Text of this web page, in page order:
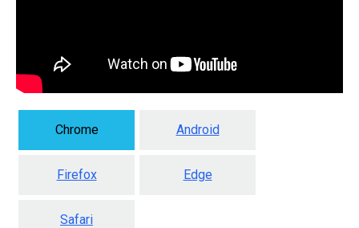
Chrome Android
Firefox Edge
Safari